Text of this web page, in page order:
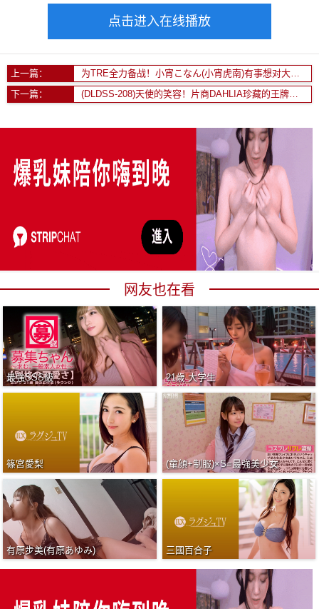
点击进入在线播放
上一篇：
为TRE全力备战！小宵こなん(小宵虎南)有事想对大家说
下一篇：
(DLDSS-208)天使的笑容！片商DAHLIA珍藏的王牌「苍山爱奈」终于现出真面目！
网友也在看
最強SSS級 21歳 大学生
篠宮愛梨 (童顔+制服)×S=最強美少女
有原步美(有原あゆみ) 三國百合子